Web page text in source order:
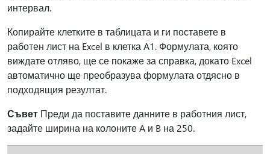
интервал.
Копирайте клетките в таблицата и ги поставете в
работен лист на Excel в клетка A1. Формулата, която
виждате отляво, ще се покаже за справка, докато Excel
автоматично ще преобразува формулата отдясно в
подходящия резултат.
Съвет Преди да поставите данните в работния лист,
задайте ширина на колоните A и B на 250.